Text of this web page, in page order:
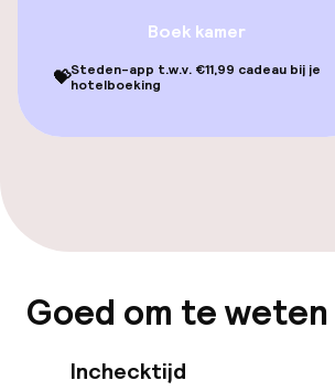
Eet- en drinkdiensten
Babysitservice
Boek kamer
💝Steden-app t.w.v. €11,99 cadeau bij je
hotelboeking
Goed om te weten
Inchecktijd